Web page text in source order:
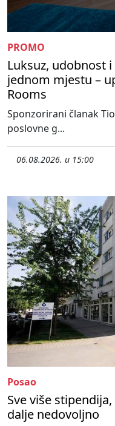
PROMO
Luksuz, udobnost
jednom mjestu –
Rooms
Sponzorirani članak
poslovne g...
06.08.2026. u 15:00
Posao
Sve više
dalje nedovoljno